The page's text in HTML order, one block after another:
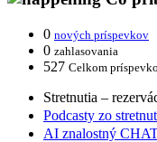
0 nových príspevkov
0 zahlasovania
527 Celkom
Stretnutia –
Podcasty zo
AI znalostný